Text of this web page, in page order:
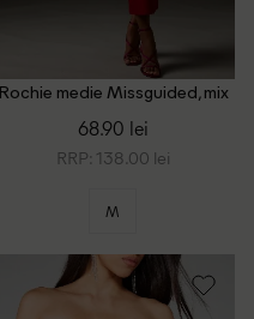
Rochie medie Missguided, mix
68.90 lei
RRP: 138.00 lei
M